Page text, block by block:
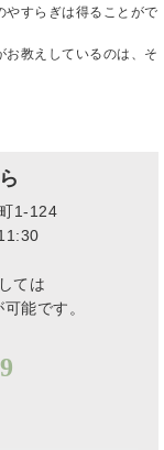
やすらぎは得ることがで
教えしているのは、そ
1-124
ては
能です。